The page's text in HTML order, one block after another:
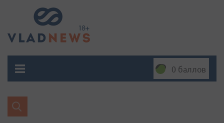
0 баллов